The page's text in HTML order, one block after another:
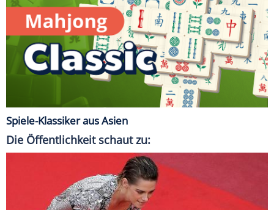
Spiele-Klassiker aus Asien
Die Öffentlichkeit schaut zu: